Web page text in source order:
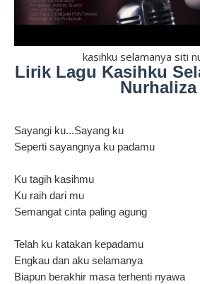
kasihku selamanya siti
Lirik Lagu Kasihku
Nurhaliza
Sayangi ku...Sayang ku
Seperti sayangnya ku padamu
Ku tagih kasihmu
Ku raih dari mu
Semangat cinta paling agung
Telah ku katakan kepadamu
Engkau dan aku selamanya
Biapun berakhir masa terhenti nyawa